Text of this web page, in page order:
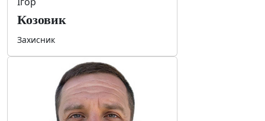
Козовик
Захисник